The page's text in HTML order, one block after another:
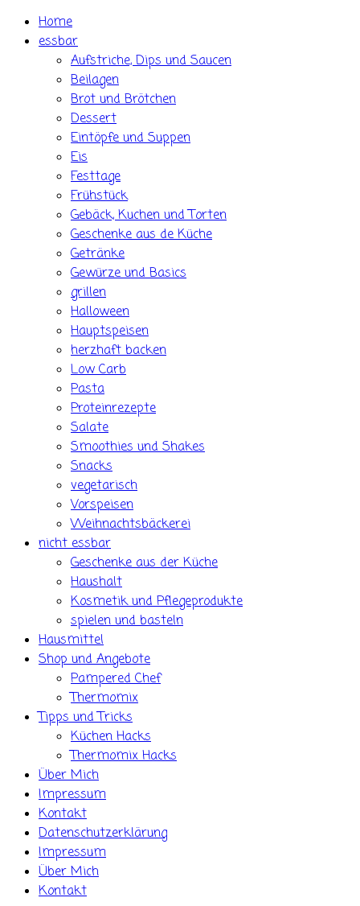
Skip Home
essbar
Aufstriche, Dips und Saucen
Beilagen
Brot und Brötchen
Dessert
Eintöpfe und Suppen
Eis
Festtage
Frühstück
Gebäck, Kuchen und Torten
Geschenke aus de Küche
Getränke
Gewürze und Basics
grillen
Halloween
Hauptspeisen
herzhaft backen
Low Carb
Pasta
Proteinrezepte
Salate
Smoothies und Shakes
Snacks
vegetarisch
Vorspeisen
Weihnachtsbäckerei
nicht essbar
Geschenke aus der Küche
Haushalt
Kosmetik und Pflegeprodukte
spielen und basteln
Hausmittel
Shop und Angebote
Pampered Chef
Thermomix
Tipps und Tricks
Küchen Hacks
Thermomix Hacks
Über Mich
Impressum
Kontakt
Datenschutzerklärung
Impressum
Über Mich
Kontakt